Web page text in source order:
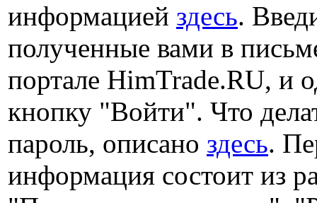
информацией здесь.
полученные вами в
портале HimTrade.RU, и
кнопку "Войти". Что
пароль, описано здесь.
информация состоит из